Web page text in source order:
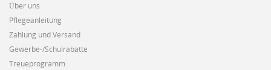
Über uns
Pflegeanleitung
Zahlung und Versand
Gewerbe-/Schulrabatte
Treueprogramm